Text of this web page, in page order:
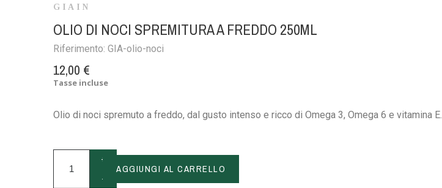
GIAIN
OLIO DI NOCI SPREMITURA A FREDDO 250ML
Riferimento:GIA-olio-noci
12,00 €
Tasse incluse
Olio di noci spremuto a freddo, dal gusto intenso e ricco di Omega 3, Omega 6 e vitamina E.
+
-
AGGIUNGI AL CARRELLO